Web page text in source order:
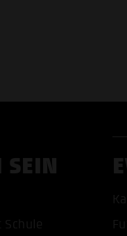
SEIN
Schule